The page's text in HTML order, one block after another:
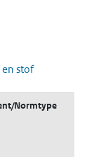
stof
Normtype